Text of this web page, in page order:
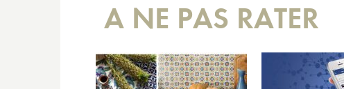
A NE PAS RATER